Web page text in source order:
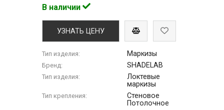
В наличии
УЗНАТЬ ЦЕНУ
Тип изделия: Маркизы
Бренд: SHADELAB
Тип изделия:
Локтевые
маркизы
Тип крепления:
Стеновое
Потолочное